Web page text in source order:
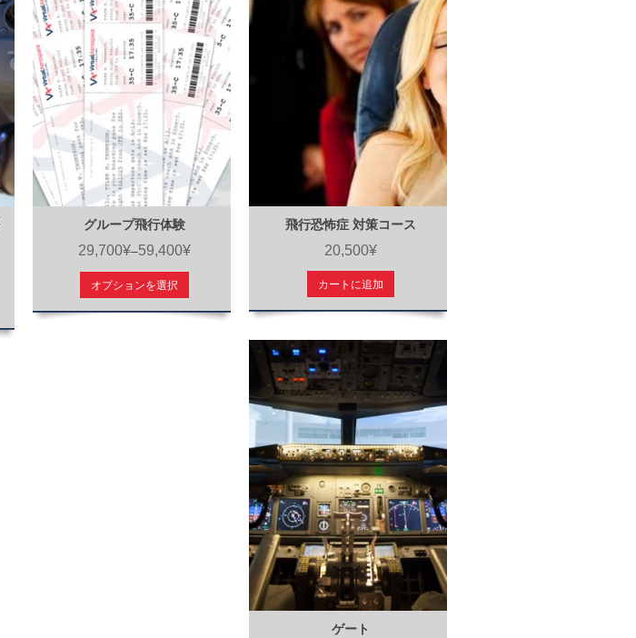
グループ飛行体験
29,700¥–59,400¥
オプションを選択
飛行恐怖症 対策コース
20,500¥
カートに追加
ゲート